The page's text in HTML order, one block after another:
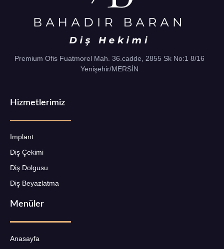
Premium Ofis Fuatmorel Mah. 36.cadde, 2855 Sk No:1 8/16
Yenişehir/MERSİN
Hizmetlerimiz
Implant
Diş Çekimi
Diş Dolgusu
Diş Beyazlatma
Menüler
Anasayfa